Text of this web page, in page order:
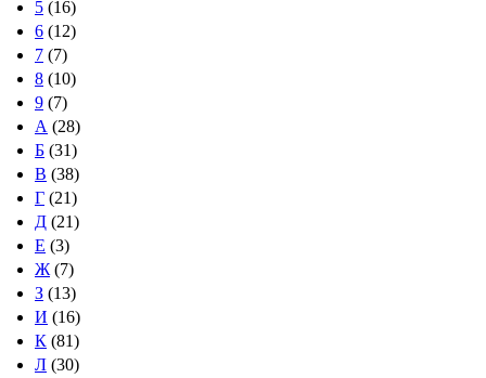
5 (16)
6 (12)
7 (7)
8 (10)
9 (7)
А (28)
Б (31)
В (38)
Г (21)
Д (21)
Е (3)
Ж (7)
З (13)
И (16)
К (81)
Л (30)